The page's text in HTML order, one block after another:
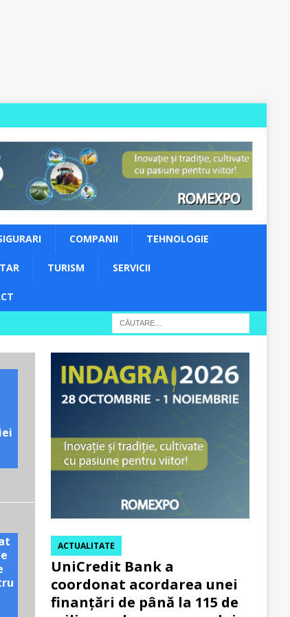
COMPANII TEHNOLOGIE
TURISM SERVICII
UniCredit Bank a
coordonat acordarea unei
finanțări de până la 115 de
ACTUALITATE